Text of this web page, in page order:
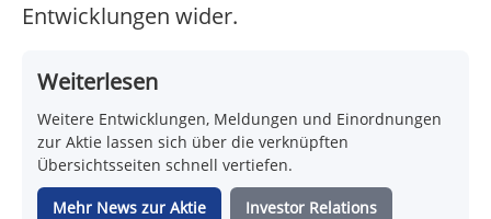
Entwicklungen wider.
Weiterlesen
Weitere Entwicklungen, Meldungen und Einordnungen
zur Aktie lassen sich über die verknüpften
Übersichtsseiten schnell vertiefen.
Mehr News zur Aktie Investor Relations